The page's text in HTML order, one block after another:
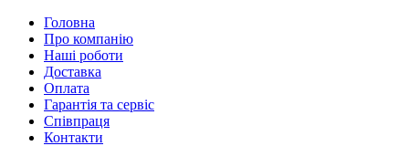
Головна
Про компанію
Наші роботи
Доставка
Оплата
Гарантія та сервіс
Співпраця
Контакти